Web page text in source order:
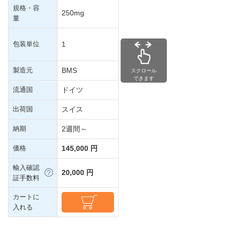
規格・容
量
250mg
包装単位 1
製造元 BMS
流通国 ドイツ
出荷国 スイス
納期 2週間～
価格 145,000 円
輸入確認
証手数料
20,000 円
カートに
入れる
スクロール
できます